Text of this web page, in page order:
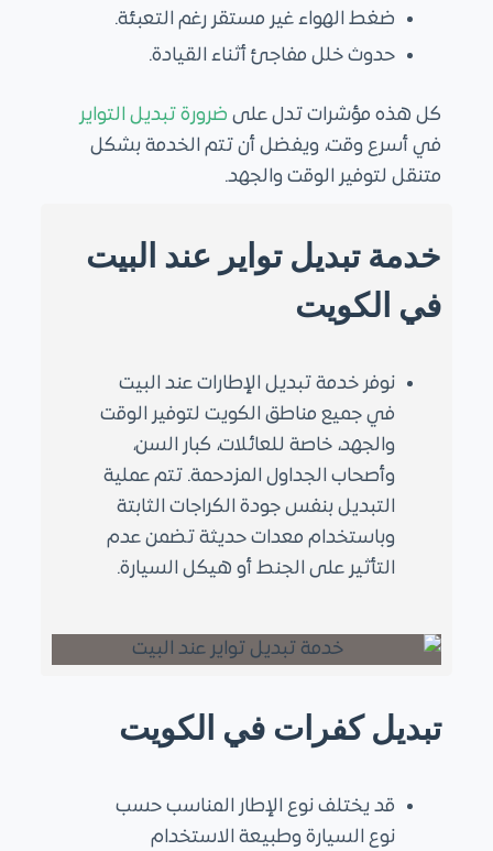
ضغط الهواء غير مستقر رغم التعبئة.
حدوث خلل مفاجئ أثناء القيادة.
كل هذه مؤشرات تدل على ضرورة تبديل التواير
في أسرع وقت، ويفضل أن تتم الخدمة بشكل
متنقل لتوفير الوقت والجهد.
خدمة تبديل تواير عند البيت
في الكويت
نوفر خدمة تبديل الإطارات عند البيت
في جميع مناطق الكويت لتوفير الوقت
والجهد، خاصة للعائلات، كبار السن،
وأصحاب الجداول المزدحمة. تتم عملية
التبديل بنفس جودة الكراجات الثابتة
وباستخدام معدات حديثة تضمن عدم
التأثير على الجنط أو هيكل السيارة.
تبديل كفرات في الكويت
قد يختلف نوع الإطار المناسب حسب
نوع السيارة وطبيعة الاستخدام